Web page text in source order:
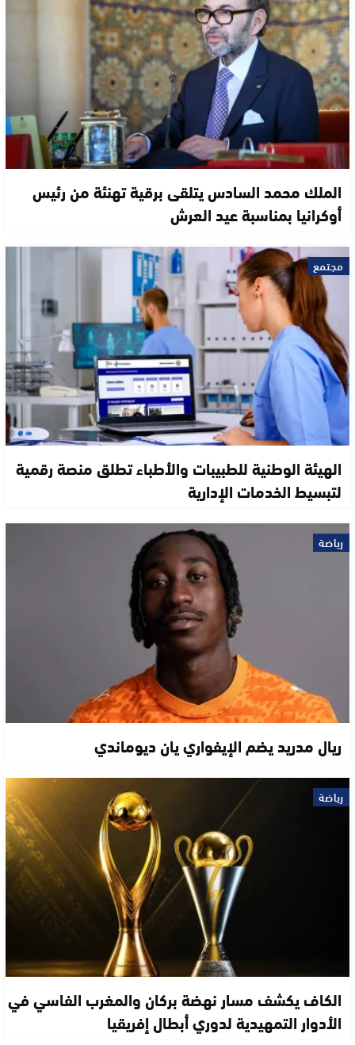
الملك محمد السادس يتلقى برقية تهنئة من رئيس
أوكرانيا بمناسبة عيد العرش
مجتمع
الهيئة الوطنية للطبيبات والأطباء تطلق منصة رقمية
لتبسيط الخدمات الإدارية
رياضة
ريال مدريد يضم الإيفواري يان ديوماندي
رياضة
الكاف يكشف مسار نهضة بركان والمغرب الفاسي في
الأدوار التمهيدية لدوري أبطال إفريقيا